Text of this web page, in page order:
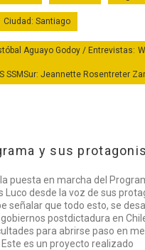
Ciudad: Santiago
Aguayo Godoy / Entrevistas:
SSMSur: Jeannette Rosentreter
y sus
puesta en marcha del
Luco desde la voz de sus
señalar que todo esto, se
postdictadura en
para abrirse paso en
es un proyecto realizado